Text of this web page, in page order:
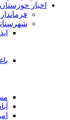
اخبار خوزستان